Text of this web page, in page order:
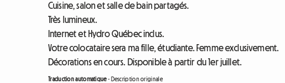
Cuisine, salon et salle de bain partagés.
Très lumineux.
Internet et Hydro Québec inclus.
Votre colocataire sera ma fille, étudiante. Femme exclusivement.
Décorations en cours. Disponible à partir du 1er juillet.
Traduction automatique- Description originale